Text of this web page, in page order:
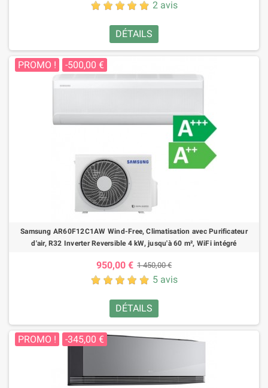
2 avis
DÉTAILS
PROMO ! -500,00 €
Samsung AR60F12C1AW Wind-Free, Climatisation avec Purificateur
d'air, R32 Inverter Reversible 4 kW, jusqu'à 60 m², WiFi intégré
950,00 € 1 450,00 €
5 avis
DÉTAILS
PROMO ! -345,00 €